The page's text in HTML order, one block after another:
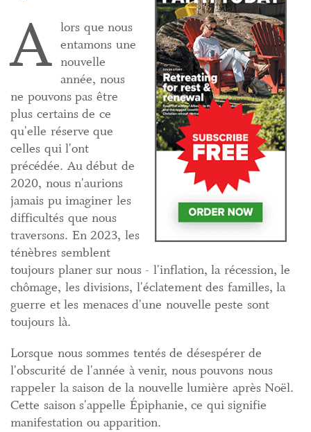
A lors que nous
entamons une
nouvelle
année, nous
ne pouvons pas être
plus certains de ce
qu'elle réserve que
celles qui l'ont
précédée. Au début de
2020, nous n'aurions
jamais pu imaginer les
difficultés que nous
traversons. En 2023, les
ténèbres semblent
toujours planer sur nous - l'inflation, la récession, le
chômage, les divisions, l'éclatement des familles, la
guerre et les menaces d'une nouvelle peste sont
toujours là.
Lorsque nous sommes tentés de désespérer de
l'obscurité de l'année à venir, nous pouvons nous
rappeler la saison de la nouvelle lumière après Noël.
Cette saison s'appelle Épiphanie, ce qui signifie
manifestation ou apparition.